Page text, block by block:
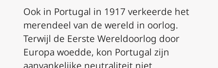
Ook in Portugal in 1917 verkeerde het
merendeel van de wereld in oorlog.
Terwijl de Eerste Wereldoorlog door
Europa woedde, kon Portugal zijn
aanvankelijke neutraliteit niet